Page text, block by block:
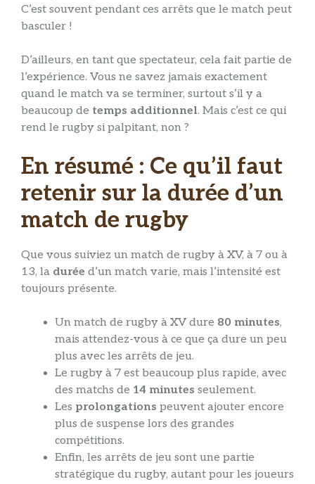
C’est souvent pendant ces arrêts que le match peut
basculer !
D’ailleurs, en tant que spectateur, cela fait partie de
l’expérience. Vous ne savez jamais exactement
quand le match va se terminer, surtout s’il y a
beaucoup de temps additionnel. Mais c’est ce qui
rend le rugby si palpitant, non ?
En résumé : Ce qu’il faut
retenir sur la durée d’un
match de rugby
Que vous suiviez un match de rugby à XV, à 7 ou à
13, la durée d’un match varie, mais l’intensité est
toujours présente.
Un match de rugby à XV dure 80 minutes,
mais attendez-vous à ce que ça dure un peu
plus avec les arrêts de jeu.
Le rugby à 7 est beaucoup plus rapide, avec
des matchs de 14 minutes seulement.
Les prolongations peuvent ajouter encore
plus de suspense lors des grandes
compétitions.
Enfin, les arrêts de jeu sont une partie
stratégique du rugby, autant pour les joueurs